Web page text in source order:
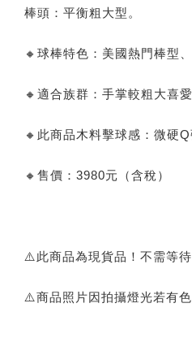
棒頭：平衡粗大型。
🔸球棒特色：美國熱門棒型
🔸適合族群：手掌較粗大喜
🔸此商品木料擊球感：微硬
🔸售價：3980元（含稅）
⚠️此商品為現貨品！不需等
⚠️商品照片因拍攝燈光若有